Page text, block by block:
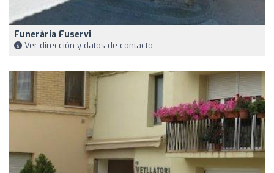
Funerària Fuservi
Ver dirección y datos de contacto